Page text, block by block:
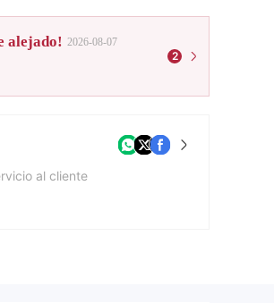
alejado! 2026-08-07
2
al cliente